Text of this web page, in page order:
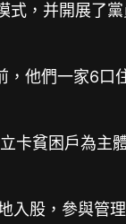
式，并開展了
，他們一家6口
卡貧困戶為主
入股，參與管